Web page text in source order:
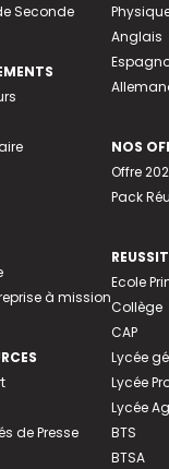
Seconde
à mission
de Presse
Anglais
NOS
Offre
Pack
Ecole
Collège
CAP
Lycée
Lycée
Lycée
BTS
BTSA